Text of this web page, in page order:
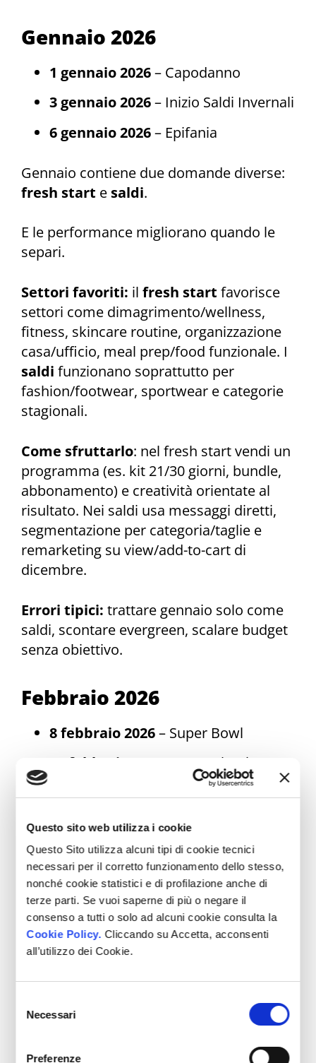
Questo sito web utilizza i cookie
Questo Sito utilizza alcuni tipi di cookie tecnici
necessari per il corretto funzionamento dello stesso,
nonché cookie statistici e di profilazione anche di
terze parti. Se vuoi saperne di più o negare il
consenso a tutti o solo ad alcuni cookie consulta la
Cookie Policy. Cliccando su Accetta, acconsenti
all’utilizzo dei Cookie.
delNecessari
Preferenze
Gennaio 2026
1 gennaio 2026– Capodanno
3 gennaio 2026– Inizio Saldi Invernali
6 gennaio 2026– Epifania
Gennaio contiene due domande diverse:
fresh start e saldi.
E le performance migliorano quando le
separi.
Settori favoriti: il fresh start favorisce
settori come dimagrimento/wellness,
fitness, skincare routine, organizzazione
casa/ufficio, meal prep/food funzionale. I
saldi funzionano soprattutto per
fashion/footwear, sportwear e categorie
stagionali.
Come sfruttarlo: nel fresh start vendi un
programma (es. kit 21/30 giorni, bundle,
abbonamento) e creatività orientate al
risultato. Nei saldi usa messaggi diretti,
segmentazione per categoria/taglie e
remarketing su view/add-to-cart di
dicembre.
Errori tipici: trattare gennaio solo come
saldi, scontare evergreen, scalare budget
senza obiettivo.
Febbraio 2026
8 febbraio 2026– Super Bowl
14 febbraio 2026
– San Valentino
17 febbraio 2026– Chinese New Year
Febbraio funziona quando agganci il
contesto giusto:San Valentinoè
acquisto “di significato” (AOV spesso più
alto),Super Bowlè consumo/party (solo
per settori coerenti),Chinese New Year
può essere utile se hai mercati o
community specifiche.
gioielli/accessori, home decor, food
beverage, home entertainment (Super